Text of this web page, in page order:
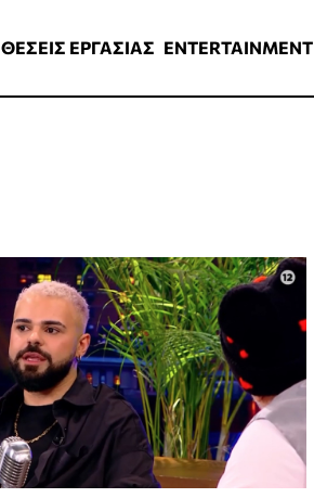
ΘΕΣΕΙΣ ΕΡΓΑΣΙΑΣ ENTERTAINMENT